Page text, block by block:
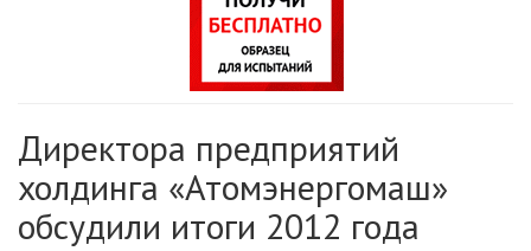
Директора предприятий
холдинга «Атомэнергомаш»
обсудили итоги 2012 года